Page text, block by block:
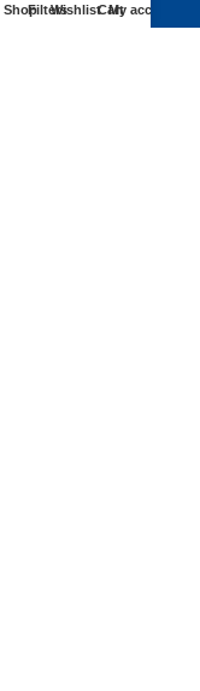
Σκούτερ
ShopFiltersWishlistCartMy account